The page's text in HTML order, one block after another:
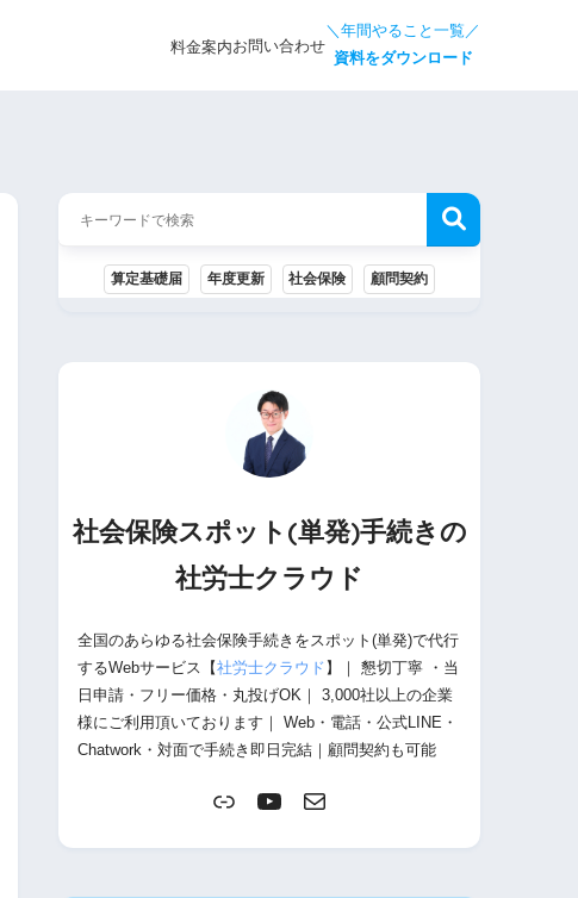
料金案内お問い合わせ
＼年間やること一覧／
資料をダウンロード
算定基礎届 年度更新 社会保険 顧問契約
社会保険スポット(単発)手続きの
社労士クラウド
全国のあらゆる社会保険手続きをスポット(単発)で代行
するWebサービス【社労士クラウド】｜ 懇切丁寧 ・当
日申請・フリー価格・丸投げOK｜ 3,000社以上の企業
様にご利用頂いております｜ Web・電話・公式LINE・
Chatwork・対面で手続き即日完結｜顧問契約も可能